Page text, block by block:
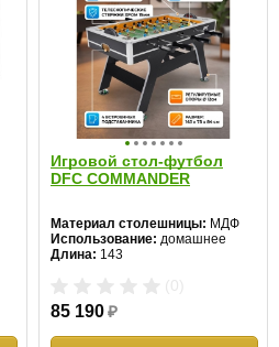
Игровой стол-футбол
DFC COMMANDER
Материал столешницы: МДФ
Использование: домашнее
Длина: 143
85 190₽